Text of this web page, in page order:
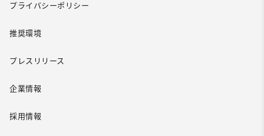
プライバシーポリシー
推奨環境
プレスリリース
企業情報
採用情報